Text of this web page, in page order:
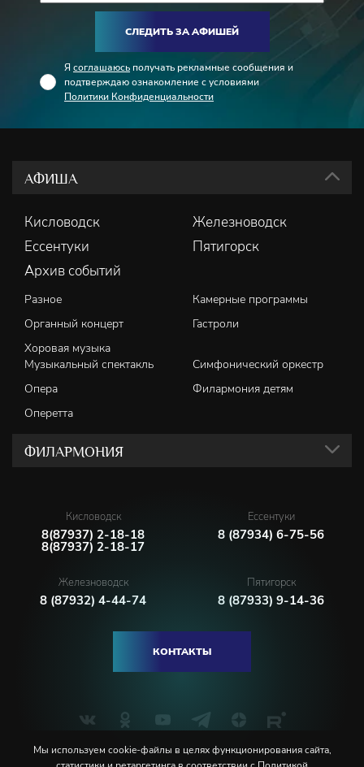
СЛЕДИТЬ ЗА АФИШЕЙ
Я соглашаюсь получать рекламные сообщения и
подтверждаю ознакомление с условиями
Политики Конфиденциальности
АФИША
Кисловодск
Железноводск
Ессентуки
Пятигорск
Архив событий
Разное
Камерные программы
Органный концерт
Гастроли
Хоровая музыка
Музыкальный спектакль
Симфонический оркестр
Опера
Филармония детям
Оперетта
ФИЛАРМОНИЯ
Кисловодск
8(87937) 2-18-18
8(87937) 2-18-17
Ессентуки
8 (87934) 6-75-56
Железноводск
8 (87932) 4-44-74
Пятигорск
8 (87933) 9-14-36
КОНТАКТЫ
Мы используем cookie-файлы в целях функционирования сайта,